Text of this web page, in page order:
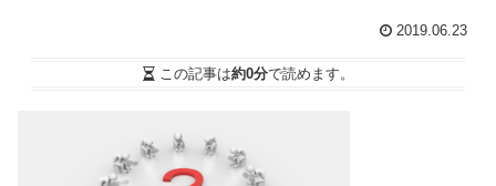
2019.06.23
この記事は約0分で読めます。